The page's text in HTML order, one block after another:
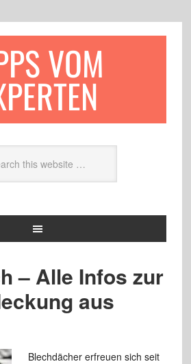
VOM
– Alle Infos zur
aus
Blechdächer erfreuen sich seit